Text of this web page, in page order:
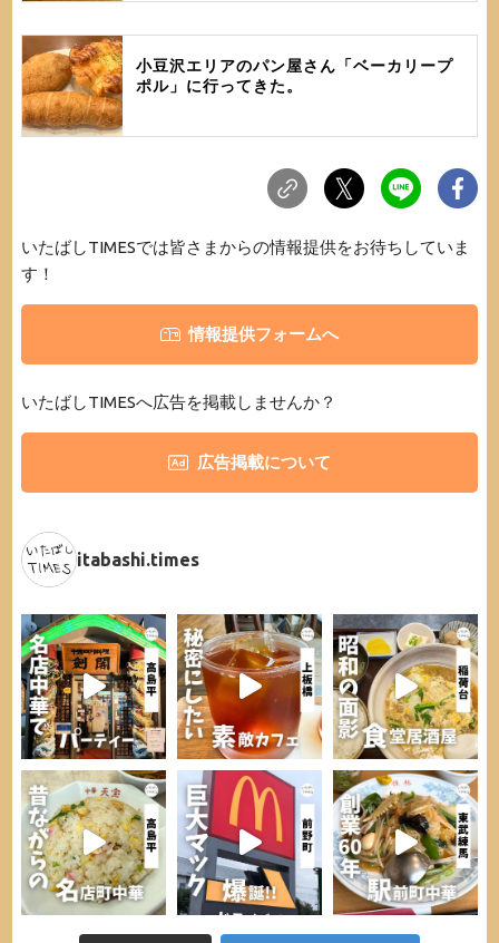
小豆沢エリアのパン屋さん「ベーカリープ
ポル」に行ってきた。
いたばしTIMESでは皆さまからの情報提供をお待ちしていま
す！
情報提供フォームへ
いたばしTIMESへ広告を掲載しませんか？
広告掲載について
itabashi.times